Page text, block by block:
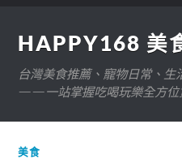
HAPPY168 美
台灣美食推薦、寵物日常、生
——一站掌握吃喝玩樂全方位
美食